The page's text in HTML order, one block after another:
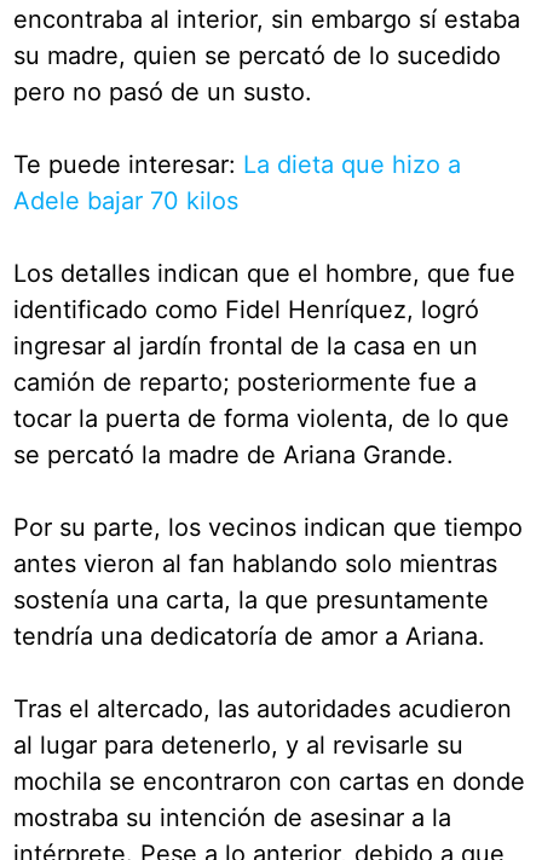
encontraba al interior, sin embargo sí estaba
su madre, quien se percató de lo sucedido
pero no pasó de un susto.
Te puede interesar: La dieta que hizo a
Adele bajar 70 kilos
Los detalles indican que el hombre, que fue
identificado como Fidel Henríquez, logró
ingresar al jardín frontal de la casa en un
camión de reparto; posteriormente fue a
tocar la puerta de forma violenta, de lo que
se percató la madre de Ariana Grande.
Por su parte, los vecinos indican que tiempo
antes vieron al fan hablando solo mientras
sostenía una carta, la que presuntamente
tendría una dedicatoría de amor a Ariana.
Tras el altercado, las autoridades acudieron
al lugar para detenerlo, y al revisarle su
mochila se encontraron con cartas en donde
mostraba su intención de asesinar a la